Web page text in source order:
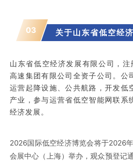
03 关于山东省低空经
山东省低空经济发展有限公司，
高速集团有限公司全资子公司。公
运营起降设施、公共航路，开发低
产业，参与运营省低空智能网联系
经济发展。
2026国际低空经济博览会将于2026
会展中心（上海）举办，观众预登记